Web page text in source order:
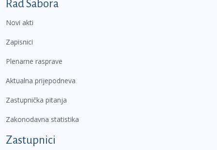
Rad Sabora
Novi akti
Zapisnici
Plenarne rasprave
Aktualna prijepodneva
Zastupnička pitanja
Zakonodavna statistika
Zastupnici